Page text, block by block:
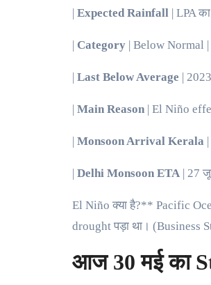
Expected Rainfall | LPA
Category | Below Normal |
Last Below Average |
Main Reason | El Niño
Monsoon Arrival Kerala
Delhi Monsoon ETA | 27
El Niño क्या है?** Pacific
drought पड़ा था। (Business
आज 30 मई का